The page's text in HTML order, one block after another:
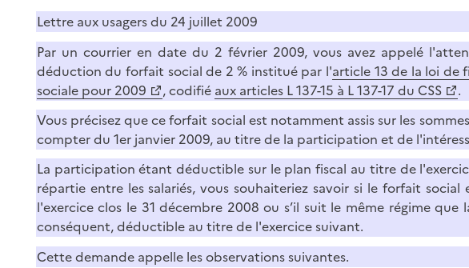
Lettre aux usagers du 24 juillet 2009
Par un courrier en date du 2 février 2009, vous avez appelé
déduction du forfait social de 2 % institué par l'article 13 de la loi de
sociale pour 2009
, codifié aux articles L 137-15 à L 137-17 du CSS
.
Vous précisez que ce forfait social est notamment assis sur les
compter du 1er janvier 2009, au titre de la participation et de
La participation étant déductible sur le plan fiscal au titre de
répartie entre les salariés, vous souhaiteriez savoir si le forfait
l'exercice clos le 31 décembre 2008 ou s’il suit le même régime
conséquent, déductible au titre de l'exercice suivant.
Cette demande appelle les observations suivantes.